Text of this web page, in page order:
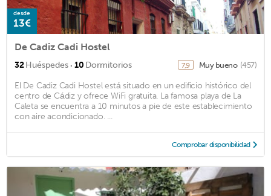
desde
13€
De Cadiz Cadi Hostel
32Huéspedes · 10 Dormitorios 7,9 Muy bueno (457)
El De Cadiz Cadi Hostel está situado en un edificio histórico del
centro de Cádiz y ofrece WiFi gratuita. La famosa playa de La
Caleta se encuentra a 10 minutos a pie de este establecimiento
con aire acondicionado. ...
Comprobar disponibilidad